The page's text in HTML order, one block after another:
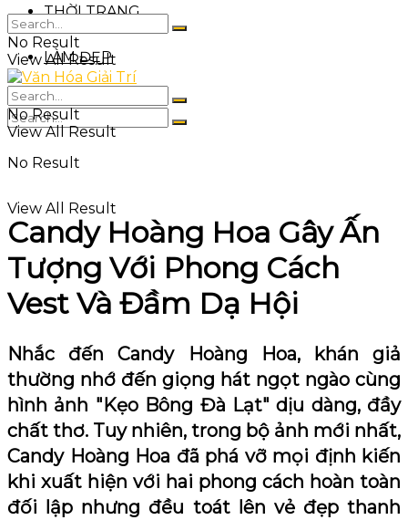
THỜI TRANG
LÀM ĐẸP
No Result
View All Result
No Result
View All Result
No Result
View All Result
Candy Hoàng Hoa Gây Ấn
Tượng Với Phong Cách
Vest Và Đầm Dạ Hội
Nhắc đến Candy Hoàng Hoa, khán giả
thường nhớ đến giọng hát ngọt ngào cùng
hình ảnh "Kẹo Bông Đà Lạt" dịu dàng, đầy
chất thơ. Tuy nhiên, trong bộ ảnh mới nhất,
Candy Hoàng Hoa đã phá vỡ mọi định kiến
khi xuất hiện với hai phong cách hoàn toàn
đối lập nhưng đều toát lên vẻ đẹp thanh